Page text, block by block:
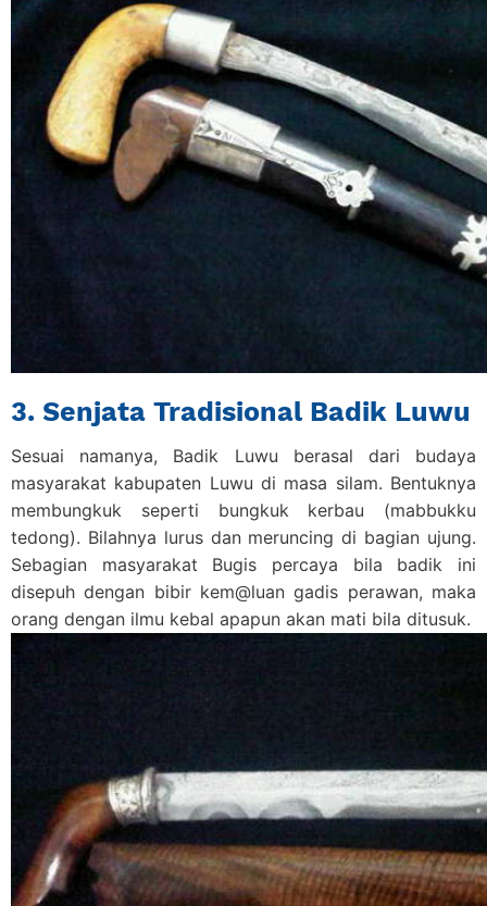
3. Senjata Tradisional Badik Luwu
Sesuai namanya, Badik Luwu berasal dari budaya
masyarakat kabupaten Luwu di masa silam. Bentuknya
membungkuk seperti bungkuk kerbau (mabbukku
tedong). Bilahnya lurus dan meruncing di bagian ujung.
Sebagian masyarakat Bugis percaya bila badik ini
disepuh dengan bibir kem@luan gadis perawan, maka
orang dengan ilmu kebal apapun akan mati bila ditusuk.